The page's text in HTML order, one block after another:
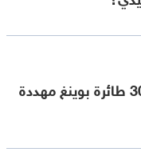
رعب في السماء.. 300 طائرة بوينغ مهددة